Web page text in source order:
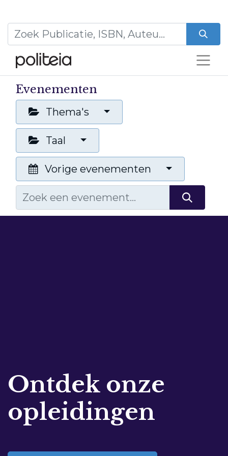
Evenementen
Thema's
Taal
Vorige evenementen
Ontdek onze
opleidingen